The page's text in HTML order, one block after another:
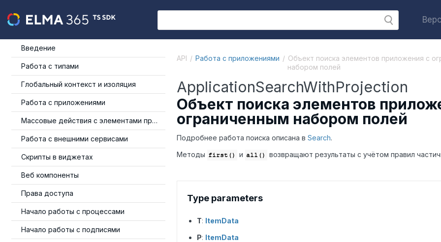
Введение
Работа с типами
Глобальный контекст и изоляция
Работа с приложениями
Массовые действия с элементами приложения
Работа с внешними сервисами
Скрипты в виджетах
Веб компоненты
Права доступа
Начало работы с процессами
Начало работы с подписями
API Работа с приложениями
Объект поиска элементов приложения с
набором полей
ApplicationSearchWithProjection
Объект поиска элементов
ограниченным набором полей
Подробнее работа поиска описана в Search.
Методы first() и all() возвращают результаты с учётом правил
Type parameters
T: ItemData
P: ItemData